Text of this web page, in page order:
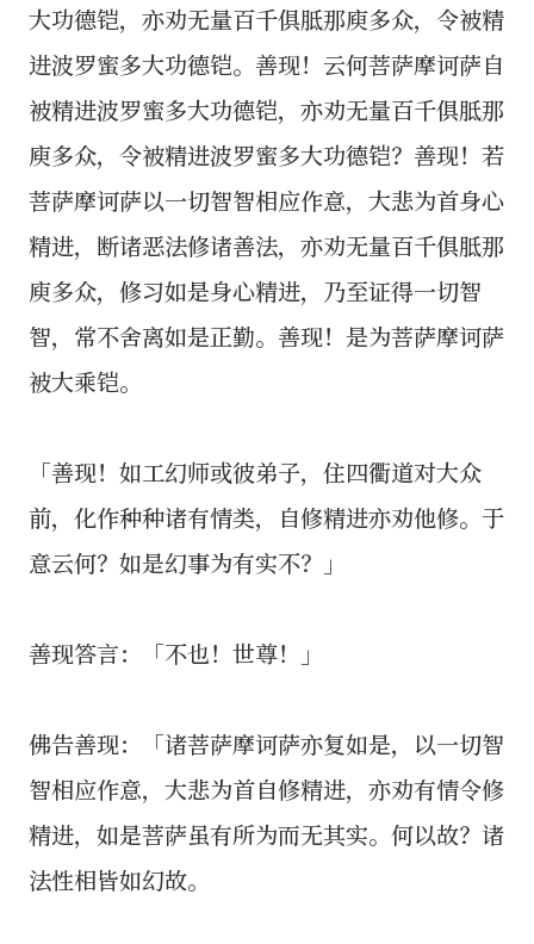
大功德铠，亦劝无量百千俱胝那庾多众，令被精
进波罗蜜多大功德铠。善现！云何菩萨摩诃萨自
被精进波罗蜜多大功德铠，亦劝无量百千俱胝那
庾多众，令被精进波罗蜜多大功德铠？善现！若
菩萨摩诃萨以一切智智相应作意，大悲为首身心
精进，断诸恶法修诸善法，亦劝无量百千俱胝那
庾多众，修习如是身心精进，乃至证得一切智
智，常不舍离如是正勤。善现！是为菩萨摩诃萨
被大乘铠。
「善现！如工幻师或彼弟子，住四衢道对大众
前，化作种种诸有情类，自修精进亦劝他修。于
意云何？如是幻事为有实不？」
善现答言：「不也！世尊！」
佛告善现：「诸菩萨摩诃萨亦复如是，以一切智
智相应作意，大悲为首自修精进，亦劝有情令修
精进，如是菩萨虽有所为而无其实。何以故？诸
法性相皆如幻故。